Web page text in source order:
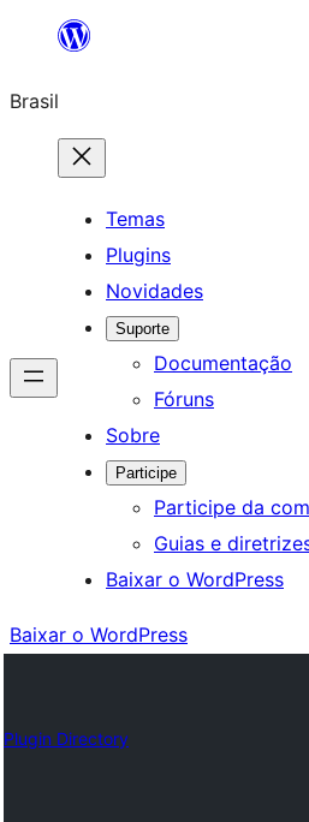
o
conteúdo
Brasil
Temas
Plugins
Novidades
Suporte
Documentação
Fóruns
Sobre
Participe
Participe da
Guias e
Baixar o WordPress
Baixar o WordPress
Plugin Directory